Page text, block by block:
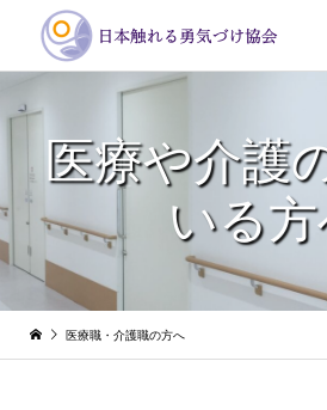
医療や介護
いる
医療職・介護職の方へ